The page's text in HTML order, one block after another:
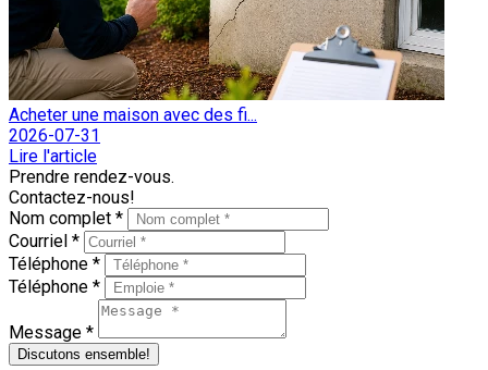
Acheter une maison avec des fi...
2026-07-31
Lire l'article
Prendre rendez-vous.
Contactez-nous!
Nom complet *
Courriel *
Téléphone *
Téléphone *
Message *
Discutons ensemble!